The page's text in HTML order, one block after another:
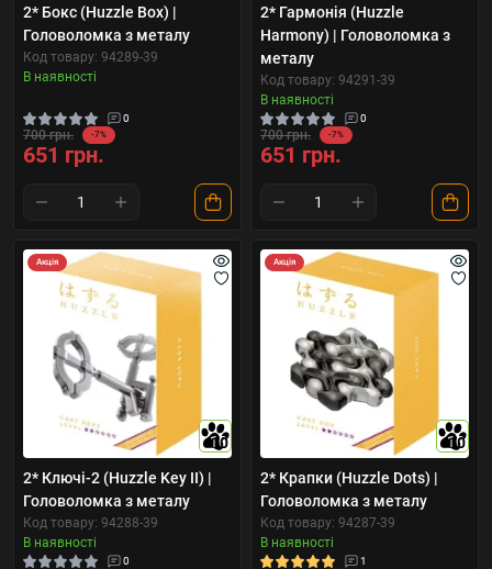
2* Бокс (Huzzle Box) |
Головоломка з металу
Код товару: 94289-39
В наявності
0
700 грн. -7%
651 грн.
2* Гармонія (Huzzle
Harmony) | Головоломка з
металу
Код товару: 94291-39
В наявності
0
700 грн. -7%
651 грн.
Акція
10
2* Ключі-2 (Huzzle Key II) |
Головоломка з металу
Код товару: 94288-39
В наявності
0
Акція
10
2* Крапки (Huzzle Dots) |
Головоломка з металу
Код товару: 94287-39
В наявності
1